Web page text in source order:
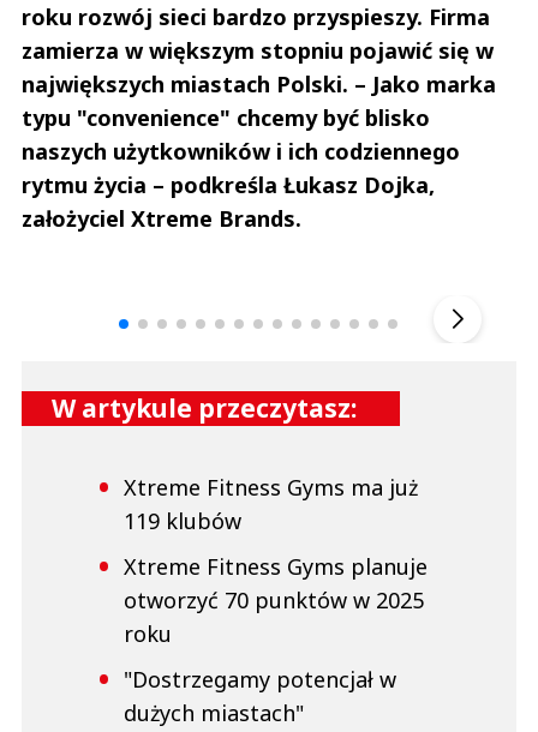
roku rozwój sieci bardzo przyspieszy. Firma
zamierza w większym stopniu pojawić się w
największych miastach Polski. – Jako marka
typu "convenience" chcemy być blisko
naszych użytkowników i ich codziennego
rytmu życia – podkreśla Łukasz Dojka,
założyciel Xtreme Brands.
W artykule przeczytasz:
Xtreme Fitness Gyms ma już
119 klubów
Xtreme Fitness Gyms planuje
otworzyć 70 punktów w 2025
roku
"Dostrzegamy potencjał w
dużych miastach"